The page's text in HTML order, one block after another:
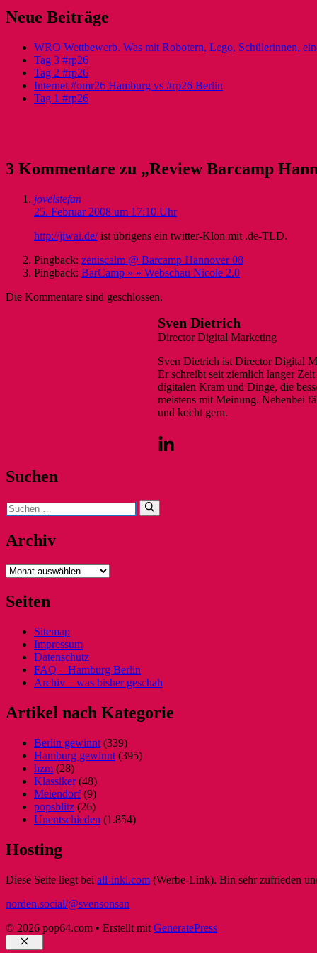
Neue Beiträge
WRO Wettbewerb. Was mit Robotern, Lego, Schülerinnen,
Tag 3 #rp26
Tag 2 #rp26
Internet #omr26 Hamburg vs #rp26 Berlin
Tag 1 #rp26
3 Kommentare zu „Review Barcamp
jovelstefan
25. Februar 2008 um 17:10 Uhr
http://jiwai.de/ist übrigens ein twitter-Klon mit .de-TLD.
Pingback: zeniscalm @ Barcamp Hannover 08
Pingback: BarCamp » » Webschau Nicole 2.0
Die Kommentare sind geschlossen.
Sven Dietrich
Director Digital Marketing
Sven Dietrich ist Director Digital
Er schreibt seit ziemlich langer
digitalen Kram und Dinge, die
meistens mit Meinung. Nebenbei
und kocht gern.
Suchen
Suchen
nach:
Archiv
Archiv
Seiten
Sitemap
Impressum
Datenschutz
FAQ – Hamburg Berlin
Archiv – was bisher geschah
Artikel nach Kategorie
Berlin gewinnt (339)
Hamburg gewinnt (395)
hzm (28)
Klassiker(48)
Meiendorf(9)
popsblitz (26)
Unentschieden (1.854)
Hosting
Diese Seite liegt bei all-inkl.com (Werbe-Link). Bin sehr zufrieden
norden.social/@svensonsan
© 2026 pop64.com • Erstellt mit GeneratePress